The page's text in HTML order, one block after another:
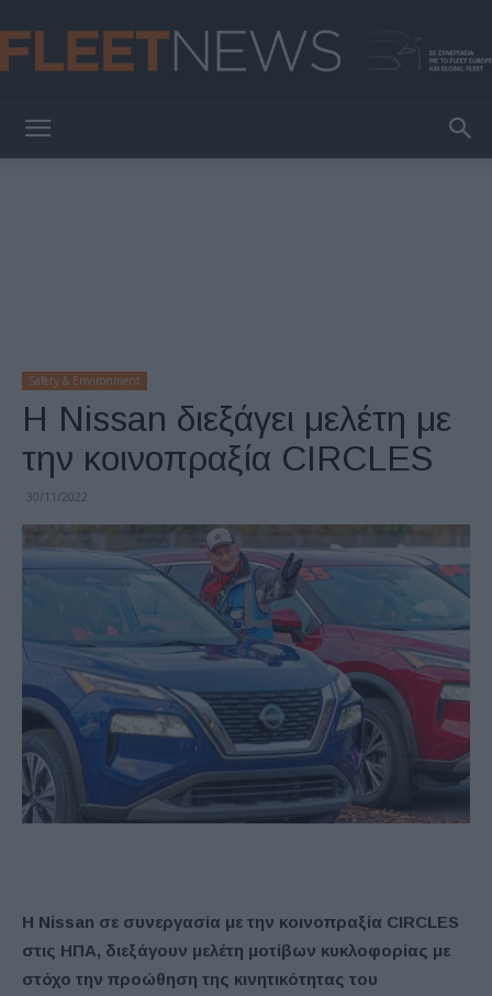
Safety & Environment
H Nissan διεξάγει μελέτη με
την κοινοπραξία CIRCLES
30/11/2022
H Nissan σε συνεργασία με την κοινοπραξία CIRCLES
στις ΗΠΑ, διεξάγουν μελέτη μοτίβων κυκλοφορίας με
στόχο την προώθηση της κινητικότητας του